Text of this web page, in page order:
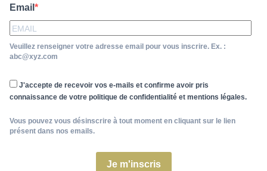
Email
Veuillez renseigner votre adresse email pour vous inscrire. Ex. :
abc@xyz.com
J'accepte de recevoir vos e-mails et confirme avoir pris
connaissance de votre politique de confidentialité et mentions légales.
Vous pouvez vous désinscrire à tout moment en cliquant sur le lien
présent dans nos emails.
Je m'inscris